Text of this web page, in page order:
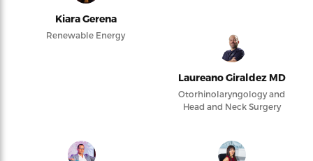
Kiara Gerena
Renewable Energy
Laureano Giraldez MD
Otorhinolaryngology and
Head and Neck Surgery